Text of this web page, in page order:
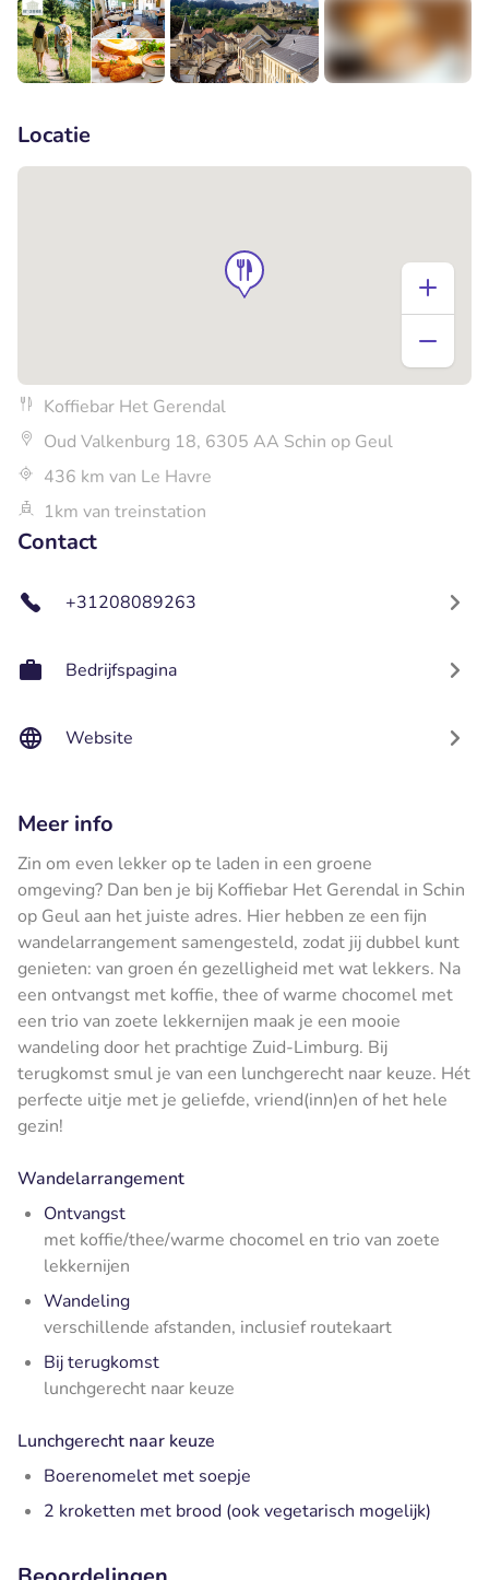
Locatie
Koffiebar Het Gerendal
Oud Valkenburg 18, 6305 AA Schin op Geul
436 km van Le Havre
1km van treinstation
Contact
+31208089263
Bedrijfspagina
Website
Meer info
Zin om even lekker op te laden in een groene
omgeving? Dan ben je bij Koffiebar Het Gerendal in Schin
op Geul aan het juiste adres. Hier hebben ze een fijn
wandelarrangement samengesteld, zodat jij dubbel kunt
genieten: van groen én gezelligheid met wat lekkers. Na
een ontvangst met koffie, thee of warme chocomel met
een trio van zoete lekkernijen maak je een mooie
wandeling door het prachtige Zuid-Limburg. Bij
terugkomst smul je van een lunchgerecht naar keuze. Hét
perfecte uitje met je geliefde, vriend(inn)en of het hele
gezin!
Wandelarrangement
Ontvangst
met koffie/thee/warme chocomel en trio van zoete
lekkernijen
Wandeling
verschillende afstanden, inclusief routekaart
Bij terugkomst
lunchgerecht naar keuze
Lunchgerecht naar keuze
Boerenomelet met soepje
2 kroketten met brood (ook vegetarisch mogelijk)